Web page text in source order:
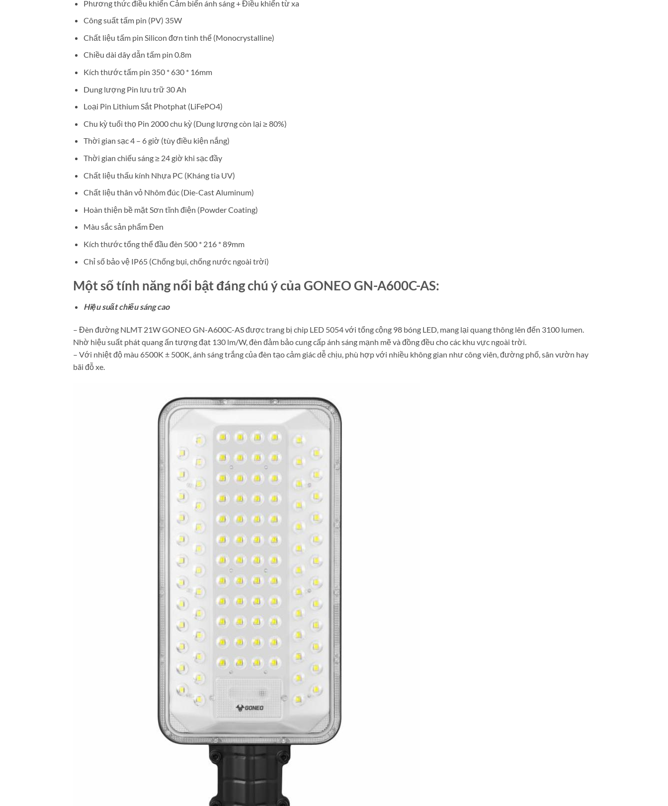
Phương thức điều khiển Cảm biến ánh sáng + Điều khiển từ xa
Công suất tấm pin (PV) 35W
Chất liệu tấm pin Silicon đơn tinh thể (Monocrystalline)
Chiều dài dây dẫn tấm pin 0.8m
Kích thước tấm pin 350 * 630 * 16mm
Dung lượng Pin lưu trữ 30 Ah
Loại Pin Lithium Sắt Photphat (LiFePO4)
Chu kỳ tuổi thọ Pin 2000 chu kỳ (Dung lượng còn lại ≥ 80%)
Thời gian sạc 4 – 6 giờ (tùy điều kiện nắng)
Thời gian chiếu sáng ≥ 24 giờ khi sạc đầy
Chất liệu thấu kính Nhựa PC (Kháng tia UV)
Chất liệu thân vỏ Nhôm đúc (Die-Cast Aluminum)
Hoàn thiện bề mặt Sơn tĩnh điện (Powder Coating)
Màu sắc sản phẩm Đen
Kích thước tổng thể đầu đèn 500 * 216 * 89mm
Chỉ số bảo vệ IP65 (Chống bụi, chống nước ngoài trời)
Một số tính năng nổi bật đáng chú ý của GONEO GN-A600C-AS:
Hiệu suất chiếu sáng cao
– Đèn đường NLMT 21W GONEO GN-A600C-AS được trang bị chip LED 5054 với tổng cộng 98 bóng LED, mang lại quang thông lên đến 3100 lumen.
Nhờ hiệu suất phát quang ấn tượng đạt 130 lm/W, đèn đảm bảo cung cấp ánh sáng mạnh mẽ và đồng đều cho các khu vực ngoài trời.
– Với nhiệt độ màu 6500K ± 500K, ánh sáng trắng của đèn tạo cảm giác dễ chịu, phù hợp với nhiều không gian như công viên, đường phố, sân vườn hay
bãi đỗ xe.